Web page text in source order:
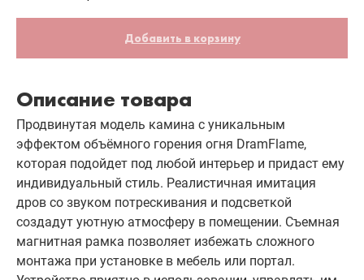
Добавить в корзину
Описание товара
Продвинутая модель камина с уникальным
эффектом объёмного горения огня DramFlame,
которая подойдет под любой интерьер и придаст ему
индивидуальный стиль. Реалистичная имитация
дров со звуком потрескивания и подсветкой
создадут уютную атмосферу в помещении. Съемная
магнитная рамка позволяет избежать сложного
монтажа при установке в мебель или портал.